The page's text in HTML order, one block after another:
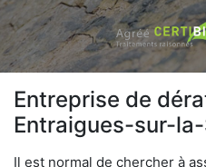
Entreprise de
Entraigues-sur-
Il est normal de chercher à